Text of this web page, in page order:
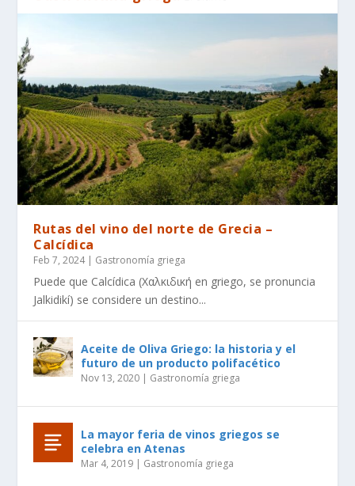
Rutas del vino del norte de Grecia –
Calcídica
Feb 7, 2024| Gastronomía griega
Puede que Calcídica (Χαλκιδική en griego, se pronuncia
Jalkidikí) se considere un destino...
Aceite de Oliva Griego: la historia y el
futuro de un producto polifacético
Nov 13, 2020 | Gastronomía griega
La mayor feria de vinos griegos se
celebra en Atenas
Mar 4, 2019 | Gastronomía griega